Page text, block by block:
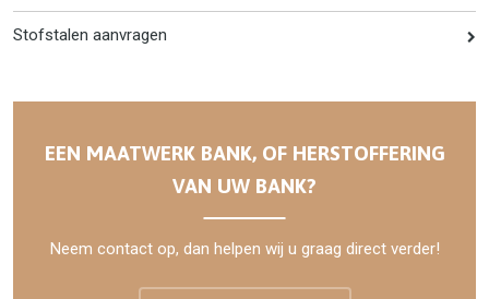
Stofstalen aanvragen
EEN MAATWERK BANK, OF HERSTOFFERING
VAN UW BANK?
Neem contact op, dan helpen wij u graag direct verder!